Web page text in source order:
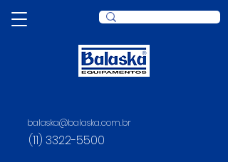
balaska@balaska.com.br
(11) 3322-5500
HAWS AVLIS